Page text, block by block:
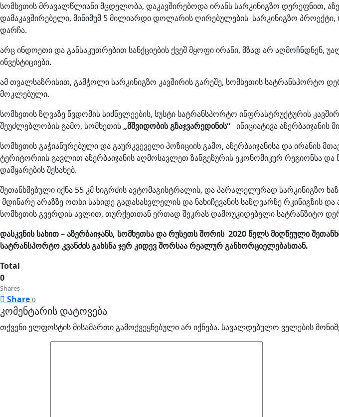
სომხეთის მრავალწლიანი მცდელობა, დაკავშირებოდა ირანს სარკინიგზო დერეფნით,
დამაკავშირებელი, მინიმუმ 5 მილიარდი დოლარის ღირებულების სარკინიგზო
დარჩა.
არც ინდოეთი და განსაკუთრებით სანქციების ქვეშ მყოფი ირანი, მზად არ აღმოჩნდნენ,
ინვესტიციები.
ამ თვალსაზრისით, გამჭოლი სარკინიგზო კავშირის გარეშე, სომხეთის სატრანსპორტო
მოკლებული.
სომხეთის ზღვაზე წვდომის სიძნელეების, სუსტი სატრანსპორტო ინფრასტრუქტურის
შეუძლებლობის გამო, სომხეთის „მშვიდობის გზაჯვარედინის“ ინიციატივა
სომხეთის გაჭიანურებული და გაურკვეველი პოზიციის გამო, აზერბაიჯანისა და ირანის
ტერიტორიის გავლით აზერბაიჯანის აღმოსავლეთ ზანგეზურის ეკონომიკურ რეგიონსა და
დამყარების შესახებ.
შეთანხმებული იქნა 55 კმ სიგრძის ავტომაგისტრალის, და პარალელურად სარკინიგზო
მდინარე არაზზე ოთხი სახიდე გადასასვლელის და ნახიჩევანის საზღვარზე რკინიგზის
სომხეთის გვერდის ავლით, თურქეთთან ერთად შეკრას დამოუკიდებელი სატრანზიტო
დასკვნის სახით – აზერბაიჯანს, სომხეთსა და რუსეთს შორის 2020 წელს მიღწეული
სატრანსპორტო კვანძის გახსნა ჯერ კიდევ შორსაა რეალურ განხორციელებასთან.
Total
0
Shares
Share 0
კომენტარის დატოვება
თქვენი ელფოსტის მისამართი გამოქვეყნებული არ იქნება. სავალდებულო ველების